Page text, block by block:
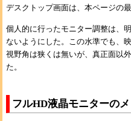
デスクトップ画面は、本ページの
個人的に行ったモニター調整は、
ないようにした。この水準でも、
視野角は狭くは無いが、真正面以
た。
フルHD液晶モニターのメ